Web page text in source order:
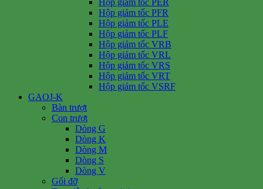
Hộp giảm tốc PFR
Hộp giảm tốc PLE
Hộp giảm tốc PLF
Hộp giảm tốc VRB
Hộp giảm tốc VRL
Hộp giảm tốc VRS
Hộp giảm tốc VRT
Hộp giảm tốc VSRF
GAOJ-K
Bàn trượt
Con trượt
Dòng G
Dòng K
Dòng M
Dòng S
Dòng V
Gối đỡ